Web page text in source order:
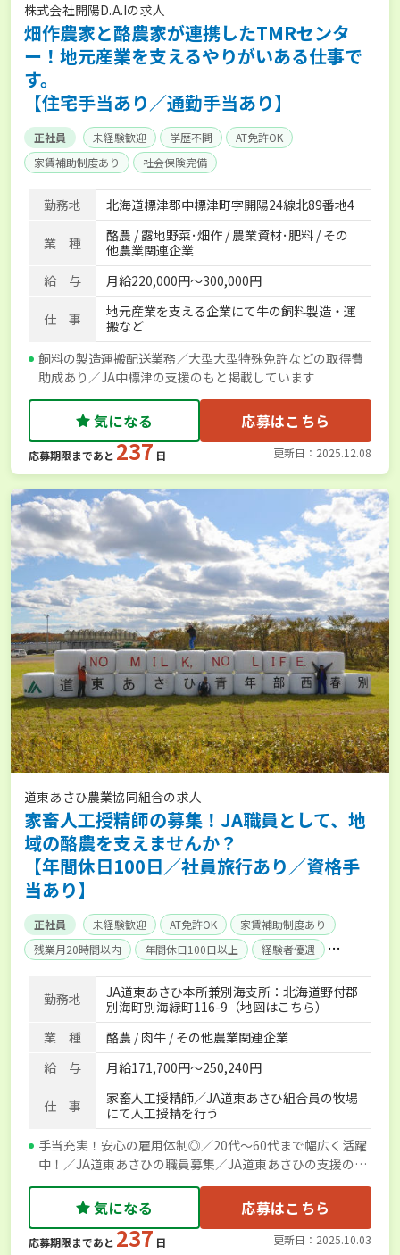
株式会社開陽D.A.Iの求人
畑作農家と酪農家が連携したTMRセンタ
ー！地元産業を支えるやりがいある仕事で
す。
【住宅手当あり／通勤手当あり】
正社員 未経験歓迎 学歴不問
AT免許OK
家賃補助制度あり
社会保険完備
勤務地 北海道標津郡中標津町字開陽24線北89番地4
業 種
酪農 / 露地野菜･畑作 / 農業資材･肥料 / その
他農業関連企業
給 与
月給220,000円～300,000円
仕 事
地元産業を支える企業にて牛の飼料製造・運
搬など
飼料の製造運搬配送業務／大型大型特殊免許などの取得費
助成あり／JA中標津の支援のもと掲載しています
気になる 応募はこちら
応募期限まであと237 日 更新日：2025.12.08
道東あさひ農業協同組合の求人
家畜人工授精師の募集！JA職員として、地
域の酪農を支えませんか？
【年間休日100日／社員旅行あり／資格手
当あり】
正社員 未経験歓迎 AT免許OK
家賃補助制度あり
残業月20時間以内
年間休日100日以上
経験者優遇
社会保険完備
単身寮あり
勤務地
JA道東あさひ本所兼別海支所：北海道野付郡
別海町別海緑町116-9（地図はこちら）
業 種
酪農 / 肉牛 / その他農業関連企業
給 与
月給171,700円～250,240円
仕 事
家畜人工授精師／JA道東あさひ組合員の牧場
にて人工授精を行う
手当充実！安心の雇用体制◎／20代～60代まで幅広く活躍
中！／JA道東あさひの職員募集／JA道東あさひの支援のも
と掲載しています
気になる 応募はこちら
応募期限まであと237 日 更新日：2025.10.03